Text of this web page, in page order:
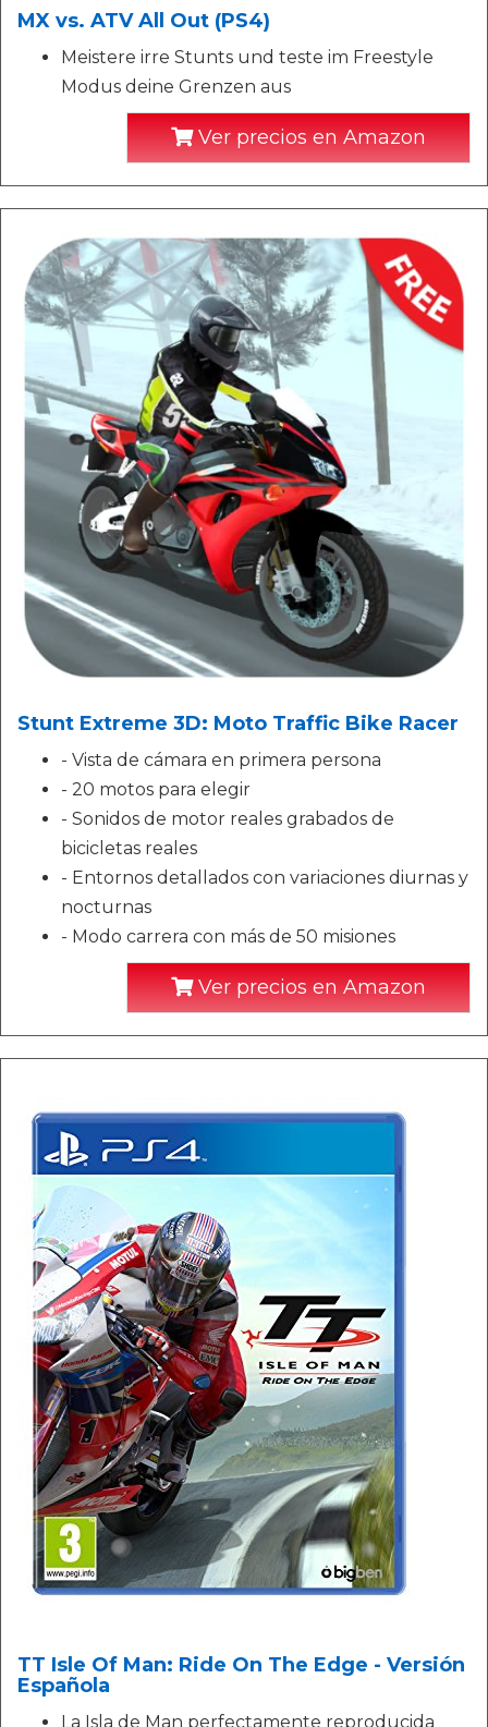
MX vs. ATV All Out (PS4)
Meistere irre Stunts und teste im Freestyle
Modus deine Grenzen aus
Ver precios en Amazon
Stunt Extreme 3D: Moto Traffic Bike Racer
- Vista de cámara en primera persona
- 20 motos para elegir
- Sonidos de motor reales grabados de
bicicletas reales
- Entornos detallados con variaciones diurnas y
nocturnas
- Modo carrera con más de 50 misiones
Ver precios en Amazon
TT Isle Of Man: Ride On The Edge - Versión
Española
La Isla de Man perfectamente reproducida